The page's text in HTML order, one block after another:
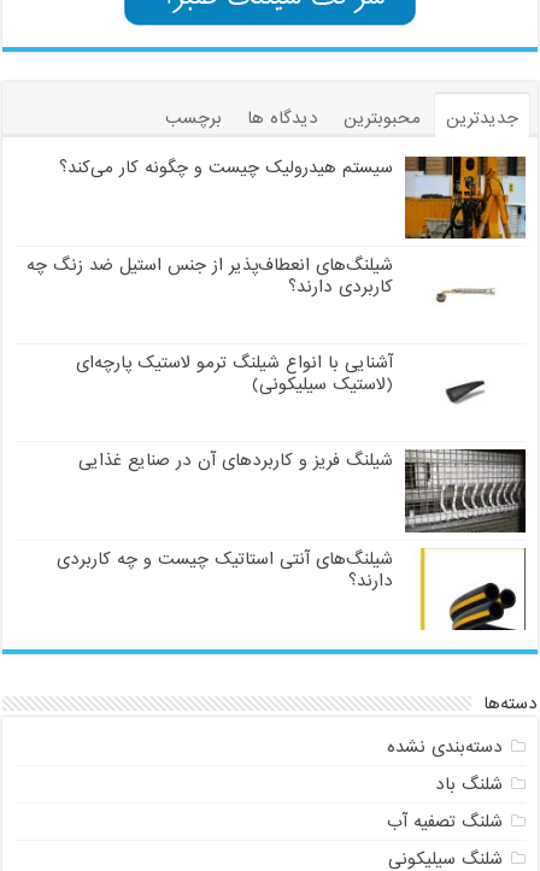
جدیدترین محبوبترین دیدگاه ها
برچسب
سیستم هیدرولیک چیست و چگونه کار می‌کند؟
شیلنگ‌های انعطاف‌پذیر از جنس استیل ضد زنگ چه
کاربردی دارند؟
آشنایی با انواع شیلنگ ترمو لاستیک پارچه‌ای
(لاستیک سیلیکونی)
شیلنگ فریز و کاربردهای آن در صنایع غذایی
شیلنگ‌های آنتی استاتیک چیست و چه کاربردی
دارند؟
دسته‌ها
دسته‌بندی نشده
شلنگ باد
شلنگ تصفیه آب
شلنگ سیلیکونی